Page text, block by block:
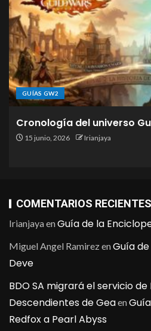
GUÍAS GW2
Cronología del universo
15 junio, 2026 Irianjaya
COMENTARIOS RECIENTES
IrianjayaenGuía de la
Miguel Angel RamirezenGuía
Deve
BDO SA migrará el servicio
Descendientes de Geaen
Redfox a Pearl Abyss